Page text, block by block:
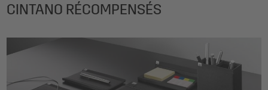
CINTANO RÉCOMPENSÉS